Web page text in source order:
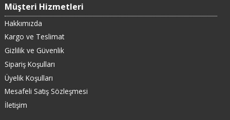
Müşteri Hizmetleri
Hakkımızda
Kargo ve Teslimat
Gizlilik ve Güvenlik
Sipariş Koşulları
Üyelik Koşulları
Mesafeli Satış Sözleşmesi
İletişim